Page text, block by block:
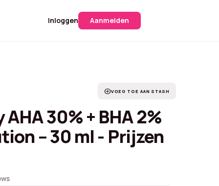
Inloggen Aanmelden
add_circleVOEG TOE AAN STASH
30% + BHA 2%
– 30 ml - Prijzen